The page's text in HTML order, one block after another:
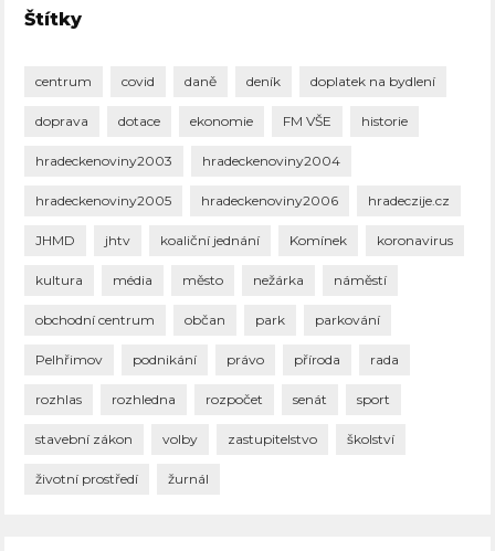
Štítky
centrum covid daně deník doplatek na bydlení
doprava dotace ekonomie FM VŠE historie
hradeckenoviny2003 hradeckenoviny2004
hradeckenoviny2005 hradeckenoviny2006 hradeczije.cz
JHMD jhtv koaliční jednání Komínek koronavirus
kultura média město nežárka náměstí
obchodní centrum občan park parkování
Pelhřimov podnikání právo příroda rada
rozhlas rozhledna rozpočet senát sport
stavební zákon volby zastupitelstvo školství
životní prostředí žurnál